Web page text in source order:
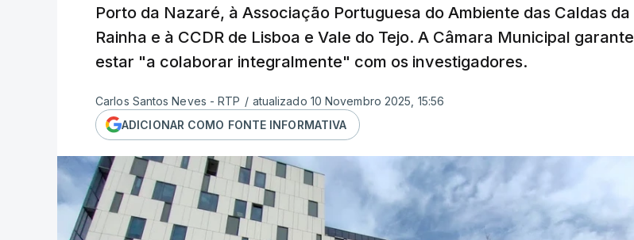
Porto da Nazaré, à Associação Portuguesa do Ambiente das Caldas da
Rainha e à CCDR de Lisboa e Vale do Tejo. A Câmara Municipal garante
estar "a colaborar integralmente" com os investigadores.
Carlos Santos Neves - RTP / atualizado 10 Novembro 2025, 15:56
ADICIONAR COMO FONTE INFORMATIVA